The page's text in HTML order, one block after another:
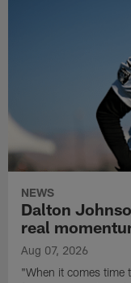
NEWS
Dalton
real
Aug 07, 2026
"When it comes time